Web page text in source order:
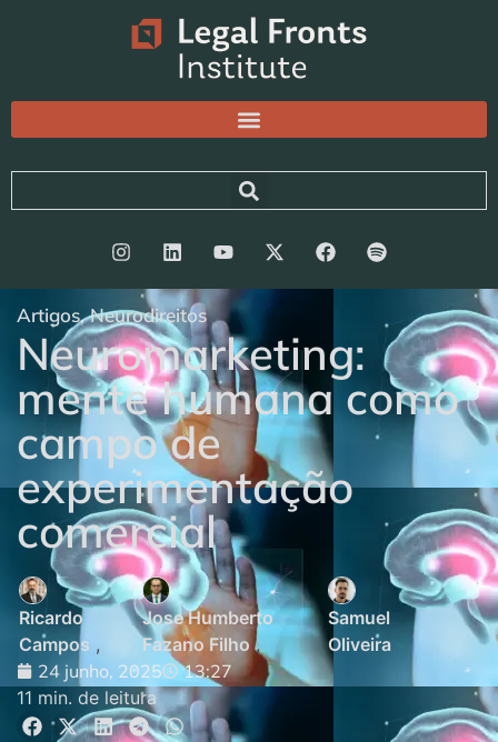
Artigos,Neurodireitos
Neuromarketing:
mente humana como
campo de
experimentação
comercial
Ricardo
Campos ,
Jose Humberto
Fazano Filho ,
Samuel
Oliveira
24 junho, 2025
13:27
11 min. de leitura